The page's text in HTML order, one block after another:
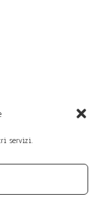
servizi.
Vitale 69,
Bologna (Italy)